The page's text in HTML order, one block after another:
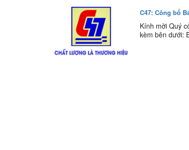
C47: Công bố
Kính mời Quý
kèm bên dưới: